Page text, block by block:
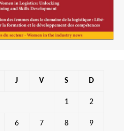
J V S D
1 2
6 7 8 9